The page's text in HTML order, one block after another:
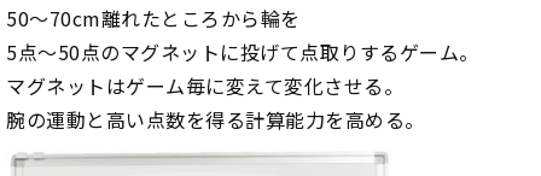
50～70cm離れたところから輪を
5点～50点のマグネットに投げて点取りするゲーム。
マグネットはゲーム毎に変えて変化させる。
腕の運動と高い点数を得る計算能力を高める。